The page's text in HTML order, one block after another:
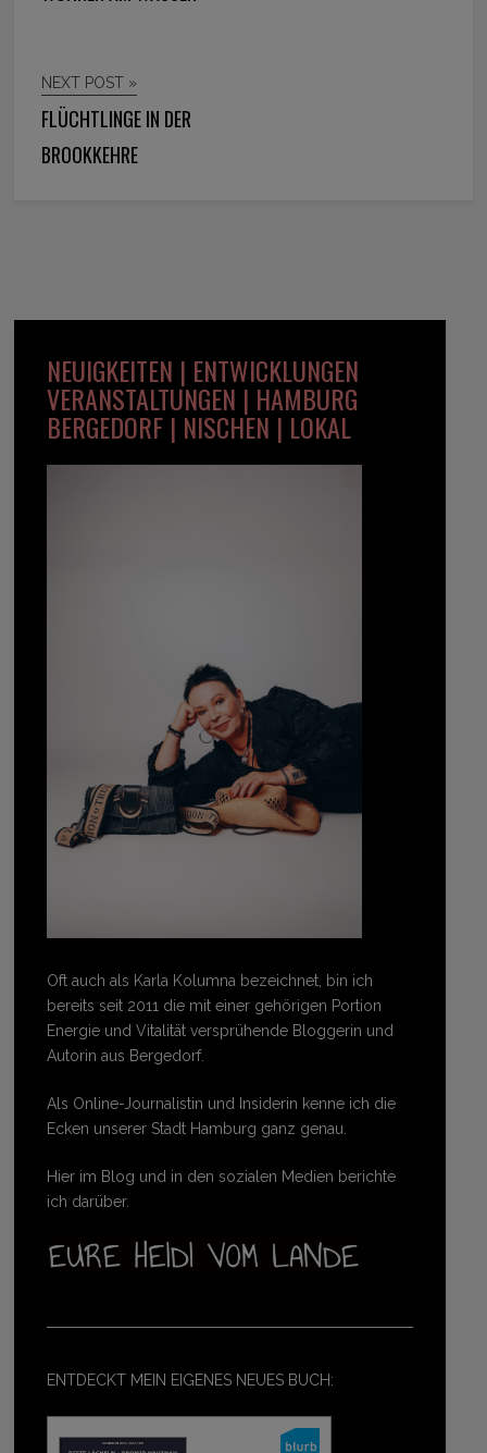
NEXT POST »
FLÜCHTLINGE IN DER
BROOKKEHRE
NEUIGKEITEN | ENTWICKLUNGEN
VERANSTALTUNGEN | HAMBURG
BERGEDORF | NISCHEN | LOKAL
Oft auch als Karla Kolumna bezeichnet, bin ich
bereits seit 2011 die mit einer gehörigen Portion
Energie und Vitalität versprühende Bloggerin und
Autorin aus Bergedorf.
Als Online-Journalistin und Insiderin kenne ich die
Ecken unserer Stadt Hamburg ganz genau.
Hier im Blog und in den sozialen Medien berichte
ich darüber.
ENTDECKT MEIN EIGENES NEUES BUCH: